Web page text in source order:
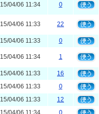
15/04/06 11:34 0
15/04/06 11:33 22
15/04/06 11:33 0
15/04/06 11:34 1
15/04/06 11:33
16
15/04/06 11:33
0
15/04/06 11:33
12
15/04/06 11:34 0